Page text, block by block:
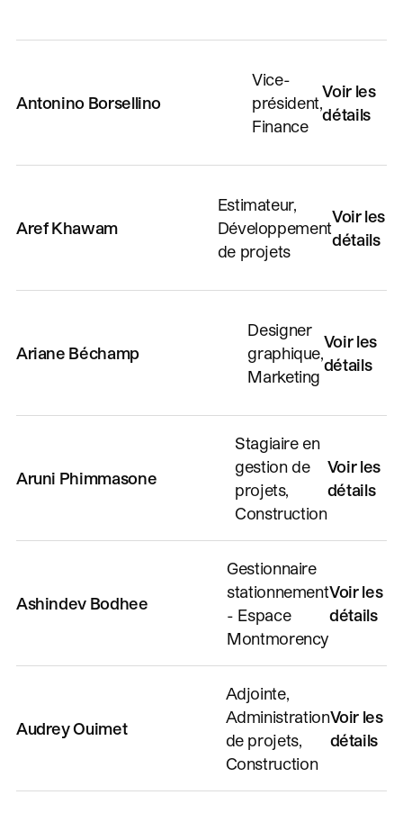
Antonino Borsellino
Vice-
président,
Finance
Voir les
détails
Aref Khawam
Estimateur,
Développement
de projets
Voir les
détails
Ariane Béchamp
Designer
graphique,
Marketing
Voir les
détails
Aruni Phimmasone
Stagiaire en
gestion de
projets,
Construction
Voir les
détails
Ashindev Bodhee
Gestionnaire
stationnement
- Espace
Montmorency
Voir les
détails
Audrey Ouimet
Adjointe,
Administration
de projets,
Construction
Voir les
détails